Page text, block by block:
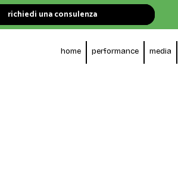
richiedi una consulenza
home performance media